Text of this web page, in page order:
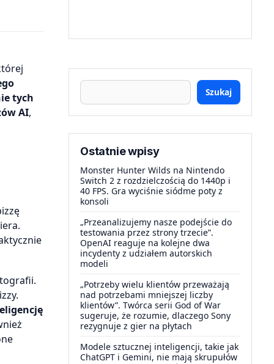
tych
AI,
Szukaj
Ostatnie wpisy
Monster Hunter Wilds na Nintendo
Switch 2 z rozdzielczością do 1440p i
40 FPS. Gra wyciśnie siódme poty z
konsoli
„Przeanalizujemy nasze podejście do
testowania przez strony trzecie”.
OpenAI reaguje na kolejne dwa
incydenty z udziałem autorskich
modeli
„Potrzeby wielu klientów przeważają
nad potrzebami mniejszej liczby
klientów”. Twórca serii God of War
sugeruje, że rozumie, dlaczego Sony
rezygnuje z gier na płytach
Modele sztucznej inteligencji, takie jak
ChatGPT i Gemini, nie mają skrupułów